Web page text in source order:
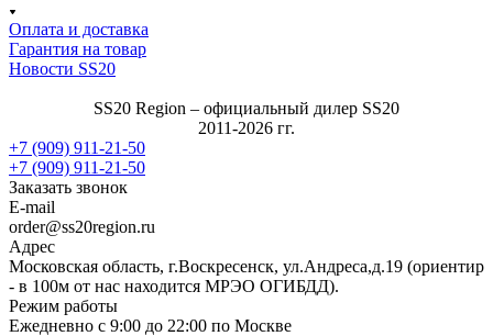
Оплата и доставка
Гарантия на товар
Новости SS20
SS20 Region – официальный дилер SS20
2011-2026 гг.
+7 (909) 911-21-50
+7 (909) 911-21-50
Заказать звонок
E-mail
order@ss20region.ru
Адрес
Московская область, г.Воскресенск, ул.Андреса,д.19 (ориентир
- в 100м от нас находится МРЭО ОГИБДД).
Режим работы
Ежедневно с 9:00 до 22:00 по Москве